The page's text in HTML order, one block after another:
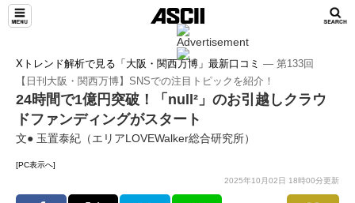
Xトレンド解析で見る「大阪・関西万博」最新口コミ ― 第133回
【日刊大阪・関西万博】SNSでの注目トピックを紹介！
24時間で1億円突破！「null²」のお引越しクラウ
ドファンディングがスタート
文● 玉置泰紀（エリアLOVEWalker総合研究所）
[PC表示へ]
2025年10月02日 18時00分更新